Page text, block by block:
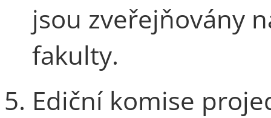
jsou zveřejňovány
fakulty.
Ediční komise